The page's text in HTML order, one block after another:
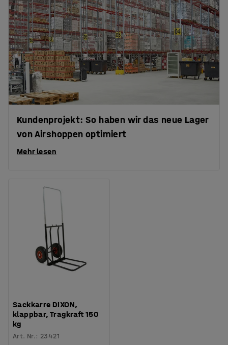
Kundenprojekt: So haben wir das neue Lager
von Airshoppen optimiert
Mehr lesen
Sackkarre DIXON,
klappbar, Tragkraft 150
kg
Art. Nr.: 23421